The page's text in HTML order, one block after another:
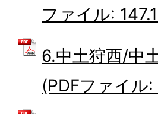
ファイル:
6.中土狩西/中
(PDFファイル